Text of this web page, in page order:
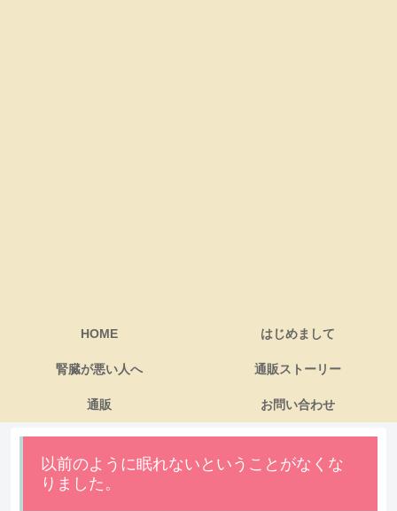
HOME はじめまして
腎臓が悪い人へ 通販ストーリー
通販 お問い合わせ
以前のように眠れないということがなくな
りました。